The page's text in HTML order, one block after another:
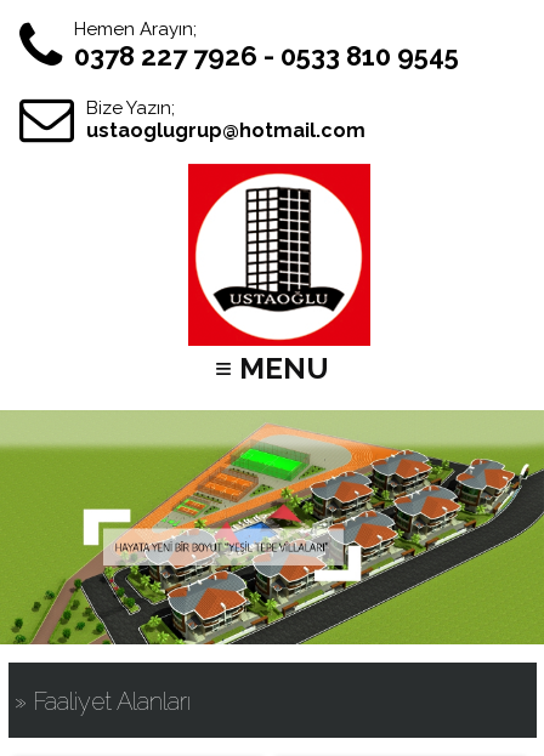
Hemen Arayın;
0378 227 7926 - 0533 810 9545
Bize Yazın;
ustaoglugrup@hotmail.com
≡ MENU
» Faaliyet Alanları